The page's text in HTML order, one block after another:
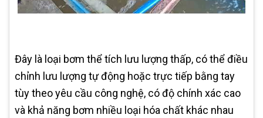
Đây là loại bơm thể tích lưu lượng thấp, có thể điều
chỉnh lưu lượng tự động hoặc trực tiếp bằng tay
tùy theo yêu cầu công nghệ, có độ chính xác cao
và khả năng bơm nhiều loại hóa chất khác nhau